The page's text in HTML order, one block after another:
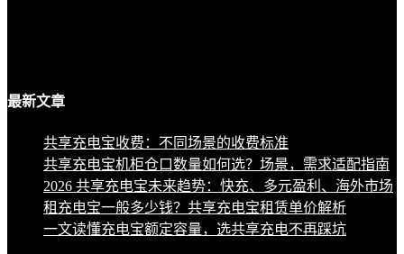
最新文章
共享充电宝收费：不同场景的收费标准
共享充电宝机柜仓口数量如何选？场景，需求适配指南
2026 共享充电宝未来趋势：快充、多元盈利、海外市场
租充电宝一般多少钱？共享充电宝租赁单价解析
一文读懂充电宝额定容量，选共享充电不再踩坑